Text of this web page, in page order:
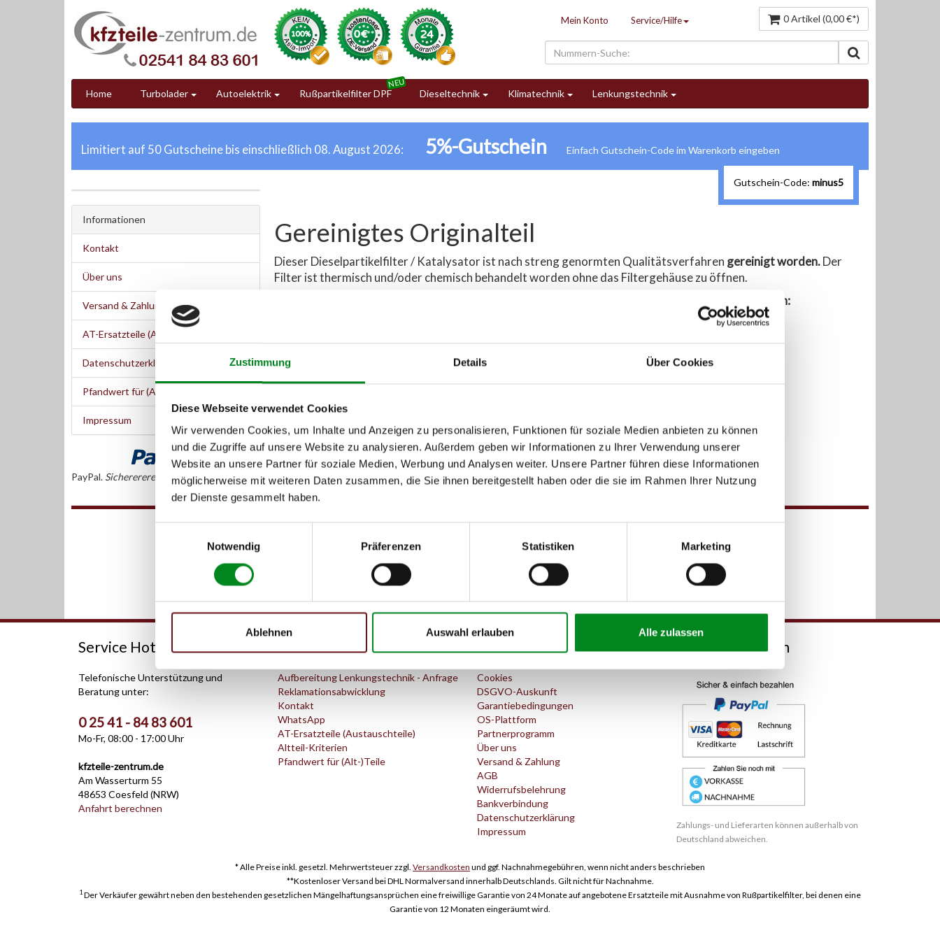
Zustimmung Details Über Cookies
Diese Webseite verwendet Cookies
Wir verwenden Cookies, um Inhalte und Anzeigen zu personalisieren, Funktionen für soziale Medien anbieten zu können
und die Zugriffe auf unsere Website zu analysieren. Außerdem geben wir Informationen zu Ihrer Verwendung unserer
Website an unsere Partner für soziale Medien, Werbung und Analysen weiter. Unsere Partner führen diese Informationen
möglicherweise mit weiteren Daten zusammen, die Sie ihnen bereitgestellt haben oder die sie im Rahmen Ihrer Nutzung
der Dienste gesammelt haben.
Notwendig
Präferenzen Statistiken Marketing
Ablehnen Auswahl erlauben Alle zulassen
Mein Konto Service/Hilfe 0 Artikel (0,00 €*)
Home Turbolader Autoelektrik Rußpartikelfilter DPF Dieseltechnik Klimatechnik Lenkungstechnik
Limitiert auf 50 Gutscheine bis einschließlich 08. August 2026: 5%-Gutschein
Gutschein-Code: minus5
Informationen
Kontakt
Über uns
Versand & Zahlung
AT-Ersatzteile (Austauschteile)
Datenschutzerklärung
Pfandwert für (Alt-)Teile
Impressum
PayPal. Sicherererer.
Gereinigtes Originalteil
Dieser Dieselpartikelfilter / Katalysator ist nach streng genormten Qualitätsverfahren gereinigt worden.Der
Filter ist thermisch und/oder chemisch behandelt worden ohne das Filtergehäuse zu öffnen.
Ihre Vorteile beim Kauf eines originalen, gereinigten Ersatz-Dieselpartikelfilters und Katalysatoren:
100% Originalteil (kein erneuerter Nachbau oder China-Import)
Streng genormte Prüfverfahren nach ISO 9001:2008 zertifiziert
ideal für eine zeitwertgerechte Reparatur älterer Fahrzeuge
Ãœber 10.000 zufriedene Kunden
20 Jahre Erfahrung in Diesel- und Abgastechnik
Service Hotline
Telefonische Unterstützung und
Beratung unter:
0 25 41 - 84 83 601
Mo-Fr, 08:00 - 17:00 Uhr
kfzteile-zentrum.de
Am Wasserturm 55
48653 Coesfeld (NRW)
Anfahrt berechnen
Shop Service
Aufbereitung Lenkungstechnik - Anfrage
Reklamationsabwicklung
Kontakt
WhatsApp
AT-Ersatzteile (Austauschteile)
Altteil-Kriterien
Pfandwert für (Alt-)Teile
Informationen
Cookies
DSGVO-Auskunft
Garantiebedingungen
OS-Plattform
Partnerprogramm
Über uns
Versand & Zahlung
AGB
Widerrufsbelehrung
Bankverbindung
Datenschutzerklärung
Impressum
Bezahlmethoden
Zahlungs- und Lieferarten können außerhalb von
Deutschland abweichen.
* Alle Preise inkl. gesetzl. Mehrwertsteuer zzgl. Versandkosten und ggf. Nachnahmegebühren, wenn nicht anders beschrieben
**Kostenloser Versand bei DHL Normalversand innerhalb Deutschlands. Gilt nicht für Nachnahme.
1Der Verkäufer gewährt neben den bestehenden gesetzlichen Mängelhaftungsansprüchen eine freiwillige Garantie von 24 Monate auf angebotene Ersatzteile mit Ausnahme von Rußpartikelfilter, bei denen eine
Garantie von 12 Monaten eingeräumt wird.